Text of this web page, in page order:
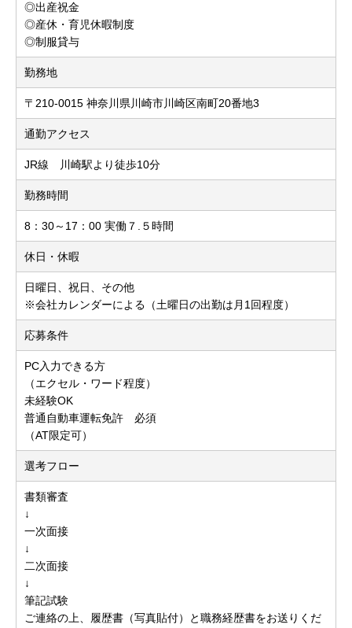
◎出産祝金
◎産休・育児休暇制度
◎制服貸与
勤務地
〒210-0015 神奈川県川崎市川崎区南町20番地3
通勤アクセス
JR線 川崎駅より徒歩10分
勤務時間
8：30～17：00 実働７.５時間
休日・休暇
日曜日、祝日、その他
※会社カレンダーによる（土曜日の出勤は月1回程度）
応募条件
PC入力できる方
（エクセル・ワード程度）
未経験OK
普通自動車運転免許 必須
（AT限定可）
選考フロー
書類審査
↓
一次面接
↓
二次面接
↓
筆記試験
ご連絡の上、履歴書（写真貼付）と職務経歴書をお送りくだ